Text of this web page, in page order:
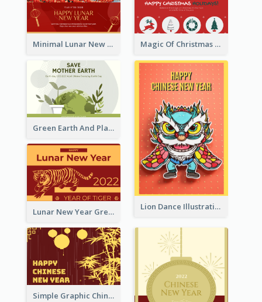
Minimal Lunar New Year Celebration Greeting Card Magic Of Christmas Holidays Greeting Card
Green Earth And Plants Illustrations Greeting Card
Lion Dance Illustration Photo Greeting Card
Lunar New Year Greeting Card With Tiger Illustration
Simple Graphic Chinese New Year In Red And Yellow